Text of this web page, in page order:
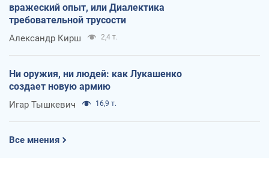
вражеский опыт, или Диалектика
требовательной трусости
Александр Кирш 2,4 т.
Ни оружия, ни людей: как Лукашенко
создает новую армию
Игар Тышкевич 16,9 т.
Все мнения